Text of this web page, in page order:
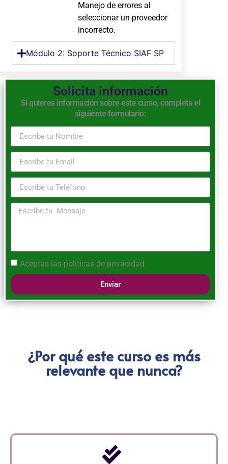
Manejo de errores al
seleccionar un proveedor
incorrecto.
Módulo 2: Soporte Técnico SIAF SP
Solicita información
Si quieres información sobre este curso, completa el
siguiente formulario:
Aceptas las políticas de privacidad
Enviar
¿Por qué este curso es más
relevante que nunca?